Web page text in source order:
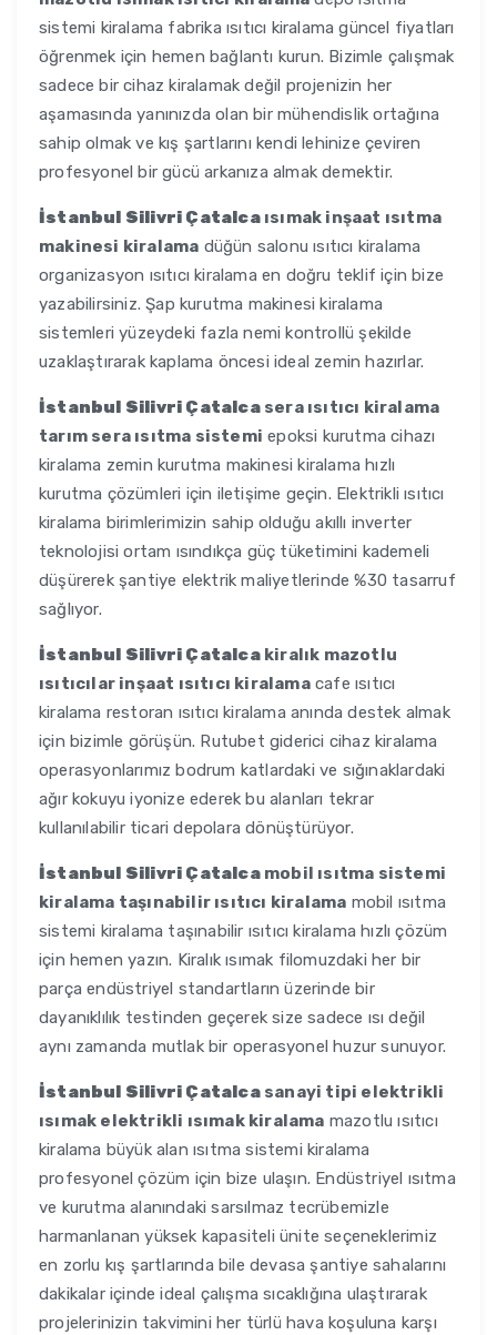
sistemi kiralama fabrika ısıtıcı kiralama güncel fiyatları
öğrenmek için hemen bağlantı kurun. Bizimle çalışmak
sadece bir cihaz kiralamak değil projenizin her
aşamasında yanınızda olan bir mühendislik ortağına
sahip olmak ve kış şartlarını kendi lehinize çeviren
profesyonel bir gücü arkanıza almak demektir.
İstanbul Silivri Çatalcaısımak inşaat ısıtma
makinesi kiralama düğün salonu ısıtıcı kiralama
organizasyon ısıtıcı kiralama en doğru teklif için bize
yazabilirsiniz. Şap kurutma makinesi kiralama
sistemleri yüzeydeki fazla nemi kontrollü şekilde
uzaklaştırarak kaplama öncesi ideal zemin hazırlar.
İstanbul Silivri Çatalcasera ısıtıcı kiralama
tarım sera ısıtma sistemi epoksi kurutma cihazı
kiralama zemin kurutma makinesi kiralama hızlı
kurutma çözümleri için iletişime geçin. Elektrikli ısıtıcı
kiralama birimlerimizin sahip olduğu akıllı inverter
teknolojisi ortam ısındıkça güç tüketimini kademeli
düşürerek şantiye elektrik maliyetlerinde %30 tasarruf
sağlıyor.
İstanbul Silivri Çatalcakiralık mazotlu
ısıtıcılar inşaat ısıtıcı kiralamacafe ısıtıcı
kiralama restoran ısıtıcı kiralama anında destek almak
için bizimle görüşün. Rutubet giderici cihaz kiralama
operasyonlarımız bodrum katlardaki ve sığınaklardaki
ağır kokuyu iyonize ederek bu alanları tekrar
kullanılabilir ticari depolara dönüştürüyor.
İstanbul Silivri Çatalcamobil ısıtma sistemi
kiralama taşınabilir ısıtıcı kiralama mobil ısıtma
sistemi kiralama taşınabilir ısıtıcı kiralama hızlı çözüm
için hemen yazın. Kiralık ısımak filomuzdaki her bir
parça endüstriyel standartların üzerinde bir
dayanıklılık testinden geçerek size sadece ısı değil
aynı zamanda mutlak bir operasyonel huzur sunuyor.
İstanbul Silivri Çatalcasanayi tipi elektrikli
ısımak elektrikli ısımak kiralama mazotlu ısıtıcı
kiralama büyük alan ısıtma sistemi kiralama
profesyonel çözüm için bize ulaşın. Endüstriyel ısıtma
ve kurutma alanındaki sarsılmaz tecrübemizle
harmanlanan yüksek kapasiteli ünite seçeneklerimiz
en zorlu kış şartlarında bile devasa şantiye sahalarını
dakikalar içinde ideal çalışma sıcaklığına ulaştırarak
projelerinizin takvimini her türlü hava koşuluna karşı